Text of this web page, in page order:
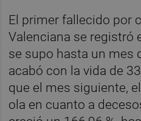
El primer fallecido por
Valenciana se registró
se supo hasta un mes
acabó con la vida de
que el mes siguiente,
ola en cuanto a